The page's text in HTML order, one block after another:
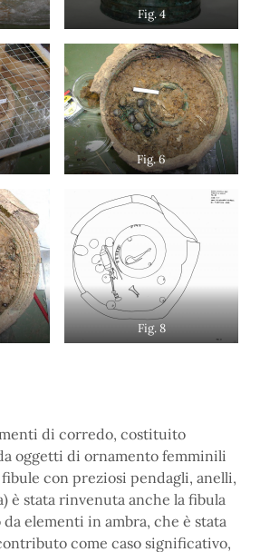
Fig. 4
Fig. 6
Fig. 8
di corredo, costituito
oggetti di ornamento femminili
con preziosi pendagli, anelli,
è stata rinvenuta anche la fibula
elementi in ambra, che è stata
come caso significativo,